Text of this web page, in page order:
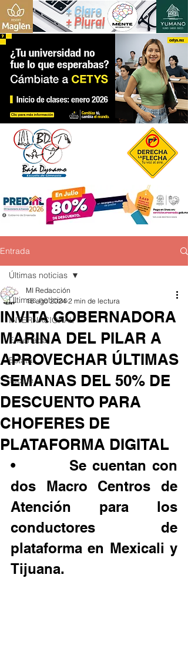
+ Claro
+ Plural
Entrada
Últimas noticias
INTERNACIONAL
Ensenada
Estatal
Tecate
Últimas noticias
INVITA GOBERNADORA
MARINA DEL PILAR A
APROVECHAR ÚLTIMAS
SEMANAS DEL 50% DE
DESCUENTO PARA
CHOFERES DE
PLATAFORMA DIGITAL
MI Redacción
18 ago 2024 2 min de lectura
•         Se cuentan con
dos Macro Centros de
Atención para los
conductores de
plataforma en Mexicali y
Tijuana.